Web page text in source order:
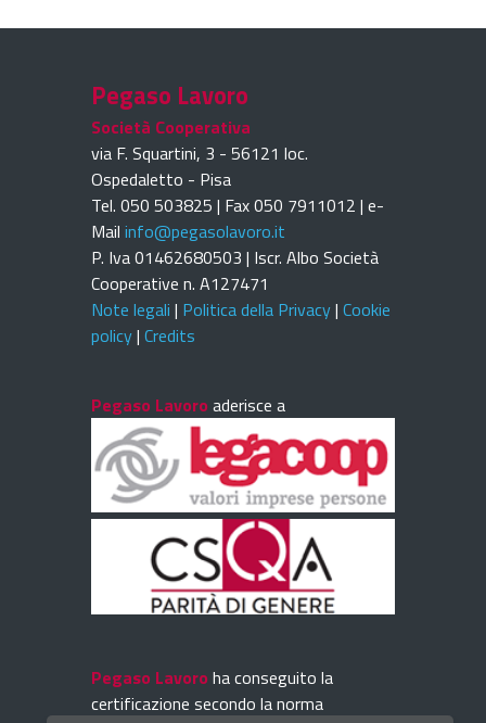
Pegaso Lavoro
Società Cooperativa
via F. Squartini, 3 - 56121 loc.
Ospedaletto - Pisa
Tel. 050 503825 | Fax 050 7911012 | e-
Mail info@pegasolavoro.it
P. Iva 01462680503 | Iscr. Albo Società
Cooperative n. A127471
Note legali | Politica della Privacy| Cookie
policy| Credits
Pegaso Lavoro aderisce a
Pegaso Lavoro ha conseguito la
certificazione secondo la norma